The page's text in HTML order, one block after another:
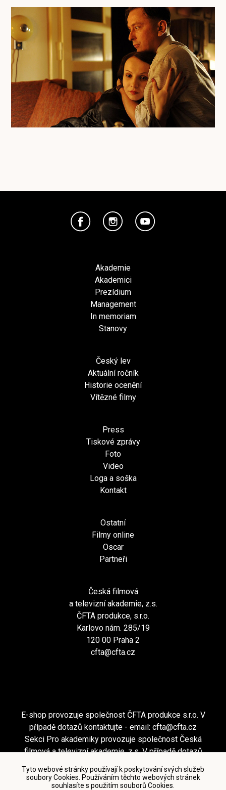
Tyto webové stránky používají k poskytování svých služeb
soubory Cookies. Používáním těchto webových stránek
souhlasíte s použitím souborů Cookies.
Akademie
Akademici
Prezídium
Management
In memoriam
Stanovy
Český lev
Aktuální ročník
Historie ocenění
Vítězné filmy
Press
Tiskové zprávy
Foto
Video
Loga a soška
Kontakt
Ostatní
Filmy online
Oscar
Partneři
Česká filmová
a televizní akademie, z.s.
ČFTA produkce, s.r.o.
Karlovo nám. 285/19
120 00 Praha 2
cfta@cfta.cz
E-shop provozuje společnost ČFTA produkce s.r.o. V
případě dotazů kontaktujte - email: cfta@cfta.cz
Sekci Pro akademiky provozuje společnost Česká
filmová a televizní akademie, z.s. V případě dotazů
Podmínky užití a zásady ochrany osobních údajů